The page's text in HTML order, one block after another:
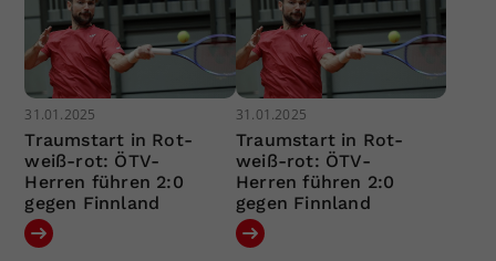
31.01.2025
Traumstart in Rot-
weiß-rot: ÖTV-
Herren führen 2:0
gegen Finnland
31.01.2025
Traumstart in Rot-
weiß-rot: ÖTV-
Herren führen 2:0
gegen Finnland